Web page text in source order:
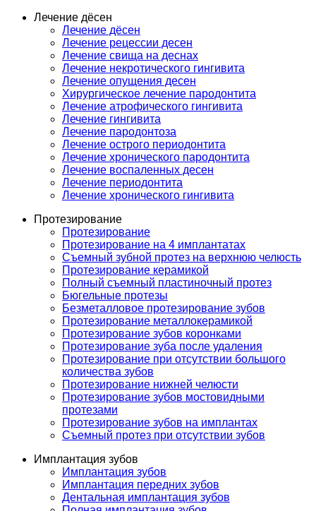
Лечение дёсен
Лечение дёсен
Лечение рецессии десен
Лечение свища на деснах
Лечение некротического гингивита
Лечение опущения десен
Хирургическое лечение пародонтита
Лечение атрофического гингивита
Лечение гингивита
Лечение пародонтоза
Лечение острого периодонтита
Лечение хронического пародонтита
Лечение воспаленных десен
Лечение периодонтита
Лечение хронического гингивита
Протезирование
Протезирование
Протезирование на 4 имплантатах
Съемный зубной протез на верхнюю челюсть
Протезирование керамикой
Полный съемный пластиночный протез
Бюгельные протезы
Безметалловое протезирование зубов
Протезирование металлокерамикой
Протезирование зубов коронками
Протезирование зуба после удаления
Протезирование при отсутствии большого
количества зубов
Протезирование нижней челюсти
Протезирование зубов мостовидными
протезами
Протезирование зубов на имплантах
Съемный протез при отсутствии зубов
Имплантация зубов
Имплантация зубов
Имплантация передних зубов
Дентальная имплантация зубов